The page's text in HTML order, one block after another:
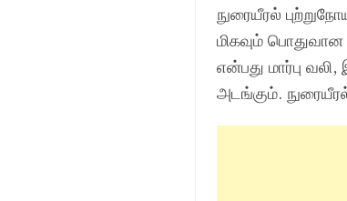
நுரையீரல்
மிகவும்
என்பது மார்பு
அடங்கும்.